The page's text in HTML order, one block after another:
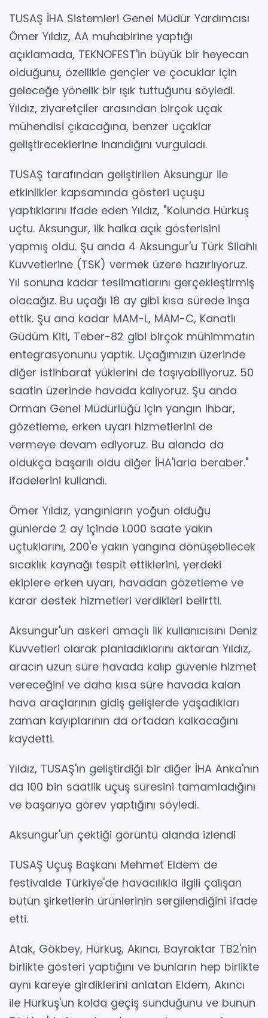
TUSAŞ İHA Sistemleri Genel Müdür Yardımcısı
Ömer Yıldız, AA muhabirine yaptığı
açıklamada, TEKNOFEST'in büyük bir heyecan
olduğunu, özellikle gençler ve çocuklar için
geleceğe yönelik bir ışık tuttuğunu söyledi.
Yıldız, ziyaretçiler arasından birçok uçak
mühendisi çıkacağına, benzer uçaklar
geliştireceklerine inandığını vurguladı.
TUSAŞ tarafından geliştirilen Aksungur ile
etkinlikler kapsamında gösteri uçuşu
yaptıklarını ifade eden Yıldız, "Kolunda Hürkuş
uçtu. Aksungur, ilk halka açık gösterisini
yapmış oldu. Şu anda 4 Aksungur'u Türk Silahlı
Kuvvetlerine (TSK) vermek üzere hazırlıyoruz.
Yıl sonuna kadar teslimatlarını gerçekleştirmiş
olacağız. Bu uçağı 18 ay gibi kısa sürede inşa
ettik. Şu ana kadar MAM-L, MAM-C, Kanatlı
Güdüm Kiti, Teber-82 gibi birçok mühimmatın
entegrasyonunu yaptık. Uçağımızın üzerinde
diğer istihbarat yüklerini de taşıyabiliyoruz. 50
saatin üzerinde havada kalıyoruz. Şu anda
Orman Genel Müdürlüğü için yangın ihbar,
gözetleme, erken uyarı hizmetlerini de
vermeye devam ediyoruz. Bu alanda da
oldukça başarılı oldu diğer İHA'larla beraber."
ifadelerini kullandı.
Ömer Yıldız, yangınların yoğun olduğu
günlerde 2 ay içinde 1.000 saate yakın
uçtuklarını, 200'e yakın yangına dönüşebilecek
sıcaklık kaynağı tespit ettiklerini, yerdeki
ekiplere erken uyarı, havadan gözetleme ve
karar destek hizmetleri verdikleri belirtti.
Aksungur'un askeri amaçlı ilk kullanıcısını Deniz
Kuvvetleri olarak planladıklarını aktaran Yıldız,
aracın uzun süre havada kalıp güvenle hizmet
vereceğini ve daha kısa süre havada kalan
hava araçlarının gidiş gelişlerde yaşadıkları
zaman kayıplarının da ortadan kalkacağını
kaydetti.
Yıldız, TUSAŞ'ın geliştirdiği bir diğer İHA Anka'nın
da 100 bin saatlik uçuş süresini tamamladığını
ve başarıya görev yaptığını söyledi.
Aksungur'un çektiği görüntü alanda izlendi
TUSAŞ Uçuş Başkanı Mehmet Eldem de
festivalde Türkiye'de havacılıkla ilgili çalışan
bütün şirketlerin ürünlerinin sergilendiğini ifade
etti.
Atak, Gökbey, Hürkuş, Akıncı, Bayraktar TB2'nin
birlikte gösteri yaptığını ve bunların hep birlikte
aynı kareye girdiklerini anlatan Eldem, Akıncı
ile Hürkuş'un kolda geçiş sunduğunu ve bunun